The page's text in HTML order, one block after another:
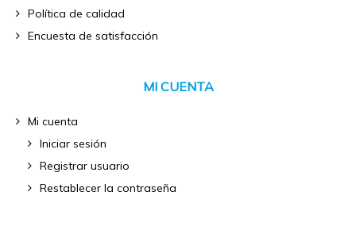
Política de calidad
Encuesta de satisfacción
MI CUENTA
Mi cuenta
Iniciar sesión
Registrar usuario
Restablecer la contraseña